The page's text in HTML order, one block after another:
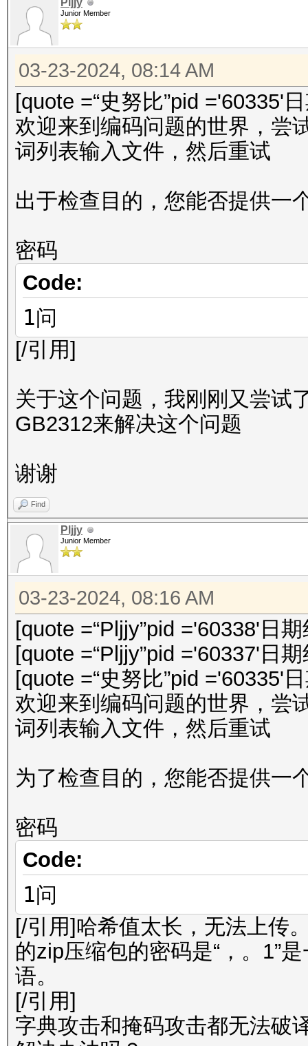
Pljjy
Junior Member
03-23-2024, 08:14 AM
[quote =“史努比”pid ='60335'
欢迎来到编码问题的世界，尝
词列表输入文件，然后重试
出于检查目的，您能否提供一
密码
Code:
1问
[/引用]
关于这个问题，我刚刚又尝试
GB2312来解决这个问题
谢谢
Find
Pljjy
Junior Member
03-23-2024, 08:16 AM
[quote =“Pljjy”pid ='60338'日
[quote =“Pljjy”pid ='60337'日
[quote =“史努比”pid ='60335'
欢迎来到编码问题的世界，尝
词列表输入文件，然后重试
为了检查目的，您能否提供一
密码
Code:
1问
[/引用]哈希值太长，无法上传
的zip压缩包的密码是“，。1”
语。
[/引用]
字典攻击和掩码攻击都无法破